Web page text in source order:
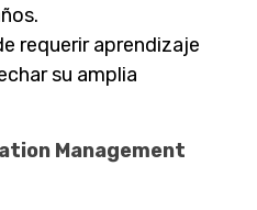
requerir aprendizaje
su amplia
Management